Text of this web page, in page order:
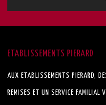
ETABLISSEMENTS PIERARD
AUX ETABLISSEMENTS PIERARD,
REMISES ET UN SERVICE FAMILIAL